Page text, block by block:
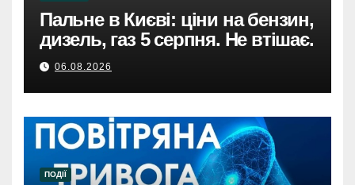
Пальне в Києві: ціни на бензин,
дизель, газ 5 серпня. Не втішає.
06.08.2026
ПОДІЇ